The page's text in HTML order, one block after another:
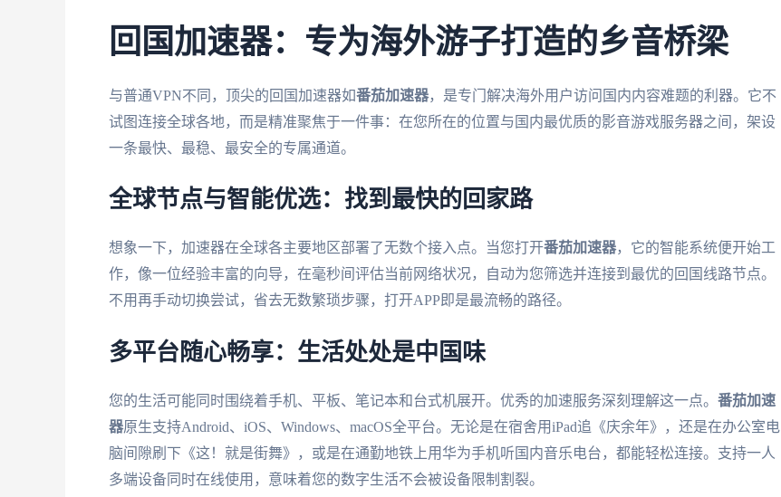
回国加速器：专为海外游子打造的乡音桥梁
与普通VPN不同，顶尖的回国加速器如番茄加速器，是专门解决海外用户访问国内内容难题的利器。它不
试图连接全球各地，而是精准聚焦于一件事：在您所在的位置与国内最优质的影音游戏服务器之间，架设
一条最快、最稳、最安全的专属通道。
全球节点与智能优选：找到最快的回家路
想象一下，加速器在全球各主要地区部署了无数个接入点。当您打开番茄加速器，它的智能系统便开始工
作，像一位经验丰富的向导，在毫秒间评估当前网络状况，自动为您筛选并连接到最优的回国线路节点。
不用再手动切换尝试，省去无数繁琐步骤，打开APP即是最流畅的路径。
多平台随心畅享：生活处处是中国味
您的生活可能同时围绕着手机、平板、笔记本和台式机展开。优秀的加速服务深刻理解这一点。 番茄加速
器原生支持Android、iOS、Windows、macOS全平台。无论是在宿舍用iPad追《庆余年》，还是在办公室电
脑间隙刷下《这！就是街舞》，或是在通勤地铁上用华为手机听国内音乐电台，都能轻松连接。支持一人
多端设备同时在线使用，意味着您的数字生活不会被设备限制割裂。